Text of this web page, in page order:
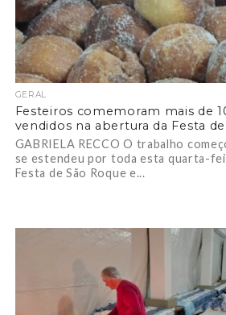
GERAL
Festeiros comemoram mais de
vendidos na abertura da Festa
GABRIELA RECCO O trabalho
se estendeu por toda esta quarta-
Festa de São Roque e...